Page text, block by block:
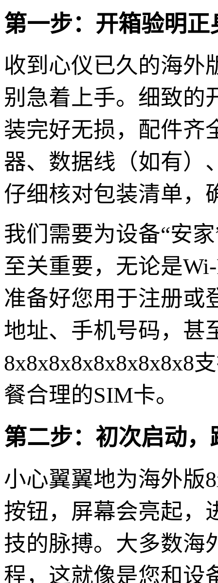
第一步：开箱验明
收到心仪已久的海外
别急着上手。细致的
装完好无损，配件齐
器、数据线（如有）
仔细核对包装清单，
我们需要为设备“安
至关重要，无论是
准备好您用于注册或
地址、手机号码，甚
8x8x8x8x8x8x8x8x8
餐合理的SIM卡。
第二步：初次启动
小心翼翼地为海外版
按钮，屏幕会亮起，
技的脉搏。大多数海
程，这就像是您和设